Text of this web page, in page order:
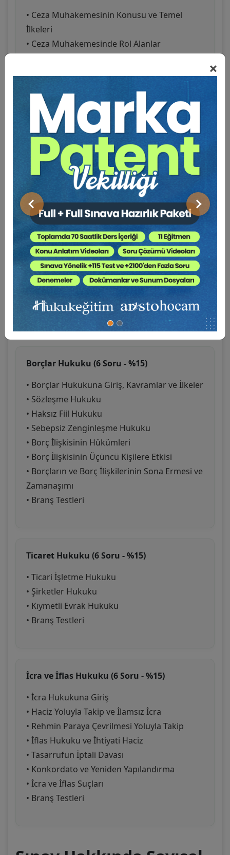
×
Önceki Sonraki
• Ceza Muhakemesinin Konusu ve Temel
İlkeleri
• Ceza Muhakemesinde Rol Alanlar
• Özel Muhakeme Usulleri
• Kanun Yolları
• Yargılama Giderleri, Adli Tatil ve Bilgi İsteme
• Branş Testleri
Medeni Hukuk (6 Soru - %15)
• Medeni Hukuka Giriş ve Başlangıç
Hükümleri
• Kişiler Hukuku
• Aile Hukuku
• Miras Hukuku
• Branş Testleri
Borçlar Hukuku (6 Soru - %15)
• Borçlar Hukukuna Giriş, Kavramlar ve İlkeler
• Sözleşme Hukuku
• Haksız Fiil Hukuku
• Sebepsiz Zenginleşme Hukuku
• Borç İlişkisinin Hükümleri
• Borç İlişkisinin Üçüncü Kişilere Etkisi
• Borçların ve Borç İlişkilerinin Sona Ermesi ve
Zamanaşımı
• Branş Testleri
Ticaret Hukuku (6 Soru - %15)
• Ticari İşletme Hukuku
• Şirketler Hukuku
• Kıymetli Evrak Hukuku
• Branş Testleri
İcra ve İflas Hukuku (6 Soru - %15)
• İcra Hukukuna Giriş
• Haciz Yoluyla Takip ve İlamsız İcra
• Rehmin Paraya Çevrilmesi Yoluyla Takip
• İflas Hukuku ve İhtiyati Haciz
• Tasarrufun İptali Davası
• Konkordato ve Yeniden Yapılandırma
• İcra ve İflas Suçları
• Branş Testleri